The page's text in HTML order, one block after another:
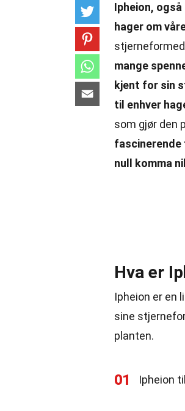
Ipheion,
hager om
mange
kjent for sin
til enhver
som gjør den
fascinerende
null komma
Hva er
Ipheion er en
sine
planten.
01 Ipheion